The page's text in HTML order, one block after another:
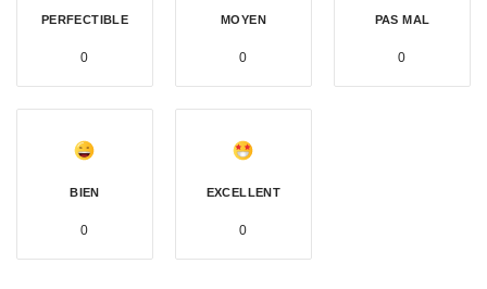
PERFECTIBLE
0
MOYEN
0
PAS MAL
0
BIEN
0
EXCELLENT
0